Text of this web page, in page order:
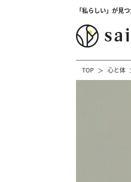
「私らしい」が見
TOP 心と体